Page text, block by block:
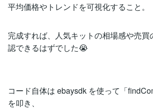
平均価格やトレンドを可視化すること。
完成すれば、人気キットの相場感や売買
認できるはずでした😭
コード自体は ebaysdk を使って「
を叩き、